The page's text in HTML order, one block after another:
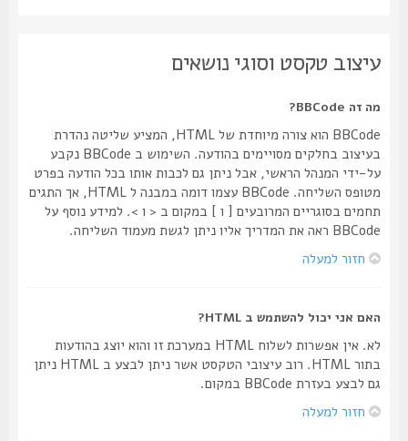
עיצוב טקסט וסוגי נושאים
מה זה BBCode?
BBCode הוא צורה מיוחדת של HTML, המציע שליטה נהדרת
בעיצוב בחלקים מסויימים בהודעה. השימוש ב BBCode נקבע
על-ידי המנהל הראשי, אבל ניתן גם לכבות אותו בכל הודעה בפרט
מטופס השליחה. BBCode עצמו דומה במבנה ל HTML, אך התגים
תחמים בסוגריים המרובעים [ ו ] במקום ב < ו >. למידע נוסף על
BBCode ראה את המדריך אליו ניתן לגשת מעמוד השליחה.
חזור למעלה
האם אני יכול להשתמש ב HTML?
לא. אין אפשרות לשלוח HTML במערכת זו והוא יוצג בהודעות
בתור HTML. רוב עיצובי הטקסט אשר ניתן לבצע ב HTML ניתן
גם לבצע בעזרת BBCode במקום.
חזור למעלה